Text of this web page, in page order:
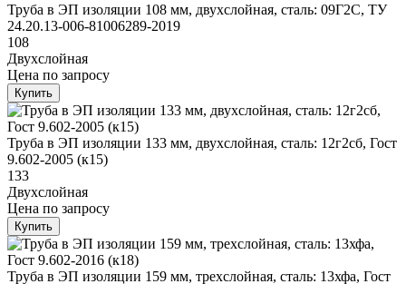
Труба в ЭП изоляции 108 мм, двухслойная, сталь: 09Г2С, ТУ
24.20.13-006-81006289-2019
108
Двухслойная
Цена по запросу
Купить
Труба в ЭП изоляции 133 мм, двухслойная, сталь: 12г2сб, Гост
9.602-2005 (к15)
133
Двухслойная
Цена по запросу
Купить
Труба в ЭП изоляции 159 мм, трехслойная, сталь: 13хфа, Гост